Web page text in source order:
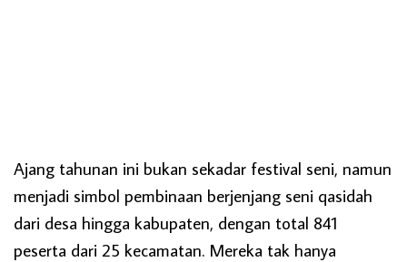
Ajang tahunan ini bukan sekadar festival seni, namun
menjadi simbol pembinaan berjenjang seni qasidah
dari desa hingga kabupaten, dengan total 841
peserta dari 25 kecamatan. Mereka tak hanya